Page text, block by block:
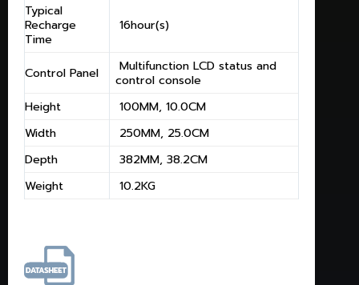
Typical
Recharge
Time
16hour(s)
Control Panel
Multifunction LCD status and
control console
Height
100MM, 10.0CM
Width
250MM, 25.0CM
Depth
382MM, 38.2CM
Weight
10.2KG